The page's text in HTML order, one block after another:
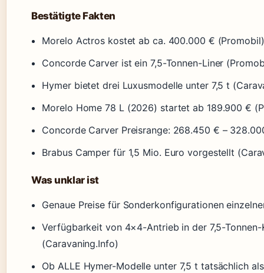
Bestätigte Fakten
Morelo Actros kostet ab ca. 400.000 € (Promobil)
Concorde Carver ist ein 7,5-Tonnen-Liner
Hymer bietet drei Luxusmodelle unter 7,5 t
Morelo Home 78 L (2026) startet ab 189.900 €
Concorde Carver Preisrange: 268.450 € –
Brabus Camper für 1,5 Mio. Euro vorgestellt
Was unklar ist
Genaue Preise für Sonderkonfigurationen
Verfügbarkeit von 4×4-Antrieb in der 7,5-Tonnen-
(Caravaning.Info)
Ob ALLE Hymer-Modelle unter 7,5 t tatsächlich